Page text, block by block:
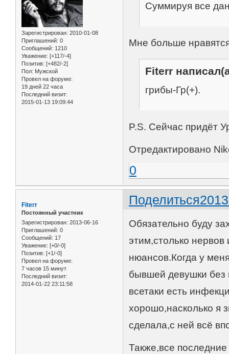
Зарегистрирован: 2010-01-08
Приглашений: 0
Сообщений: 1210
Уважение: [+117/-4]
Позитив: [+482/-2]
Пол: Мужской
Провел на форуме:
19 дней 22 часа
Последний визит:
2015-01-13 19:09:44
Суммируя все
Мне больше
Fiterr
грибы-Гр(+).
P.S. Сейчас придёт
Отредактировано
0
Поделиться
Fiterr
Постоянный участник
Зарегистрирован: 2013-06-16
Приглашений: 0
Сообщений: 17
Уважение: [+0/-0]
Позитив: [+1/-0]
Провел на форуме:
7 часов 15 минут
Последний визит:
2014-01-22 23:11:58
Обязательно буду
этим,столько
нюансов.Когда у
бывшей девушки без
всетаки есть
хорошо,насколько я
сделала,с ней всё
Также,все последние